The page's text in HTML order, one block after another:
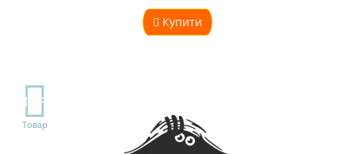
Купити
TOP
Товар